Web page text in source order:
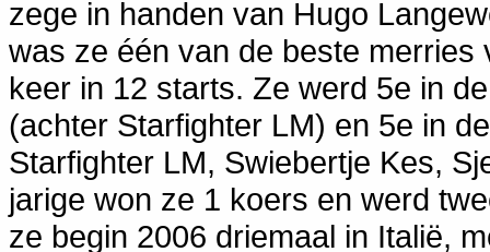
zege in handen van Hugo
was ze één van de beste
keer in 12 starts. Ze werd 5e in
(achter Starfighter LM) en 5e in
Starfighter LM, Swiebertje Kes,
jarige won ze 1 koers en werd
ze begin 2006 driemaal in Italië,